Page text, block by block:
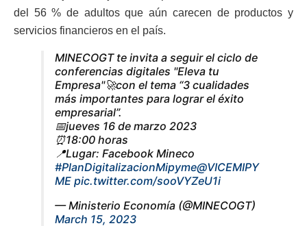
del 56 % de adultos que aún carecen de productos y
servicios financieros en el país.
MINECOGT te invita a seguir el ciclo de
conferencias digitales "Eleva tu
Empresa"🚀con el tema “3 cualidades
más importantes para lograr el éxito
empresarial”.
📅jueves 16 de marzo 2023
⏰18:00 horas
📍Lugar: Facebook Mineco
#PlanDigitalizacionMipyme@VICEMIPY
ME pic.twitter.com/sooVYZeU1i
— Ministerio Economía (@MINECOGT)
March 15, 2023